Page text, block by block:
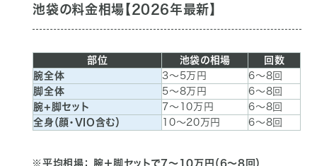
池袋の料金相場【2026年最新】
部位 池袋の相場
回数
腕全体
3〜5万円
6〜8回
脚全体
5〜8万円
6〜8回
腕+脚セット
7〜10万円
6〜8回
全身（顔・VIO含む）
10〜20万円 6〜8回
※平均相場： 腕＋脚セットで7〜10万円（6〜8回）